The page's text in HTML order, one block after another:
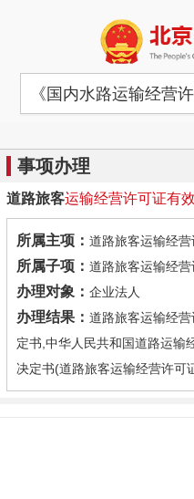
事项办理
道路旅客运输经营许可证有
所属主项： 道路旅客运输经营
所属子项： 道路旅客运输经营
办理对象： 企业法人
办理结果： 道路旅客运输经
定书,中华人民共和国道路运输
决定书(道路旅客运输经营许可